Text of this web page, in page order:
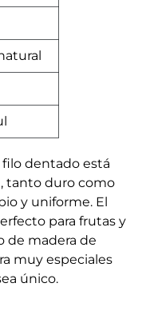
filo dentado está
tanto duro como
y uniforme. El
para frutas y
de madera de
muy especiales
único.